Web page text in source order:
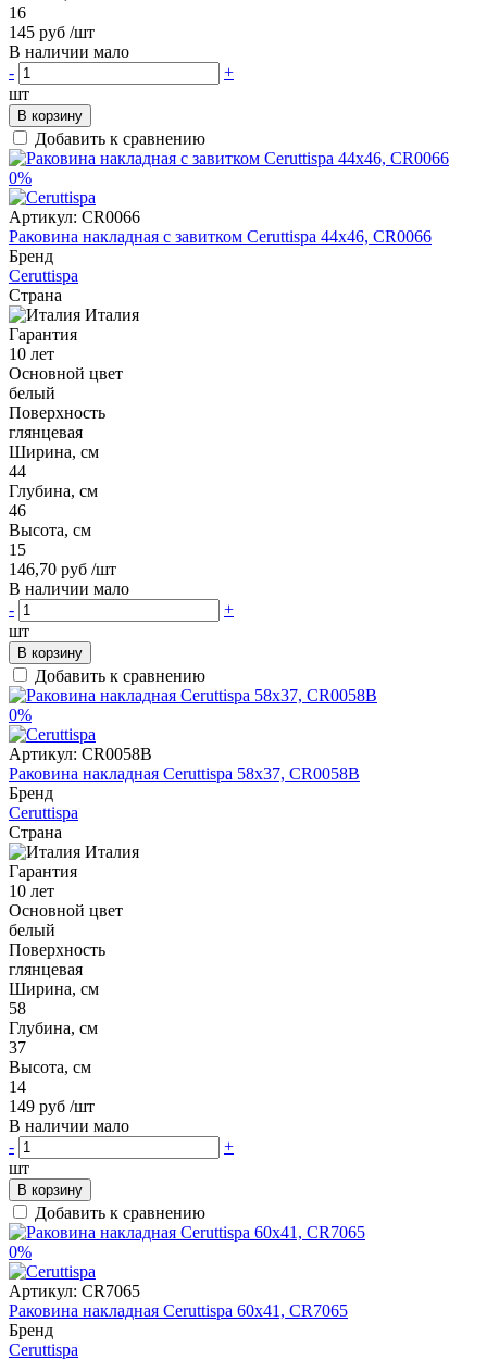
16
145 руб /шт
В наличии мало
-
+
шт
В корзину
Добавить к сравнению
0%
Артикул: CR0066
Раковина накладная с завитком Ceruttispa 44x46, CR0066
Бренд
Ceruttispa
Страна
Италия
Гарантия
10 лет
Основной цвет
белый
Поверхность
глянцевая
Ширина, см
44
Глубина, см
46
Высота, см
15
146,70 руб /шт
В наличии мало
-
+
шт
В корзину
Добавить к сравнению
0%
Артикул: CR0058B
Раковина накладная Ceruttispa 58x37, CR0058B
Бренд
Ceruttispa
Страна
Италия
Гарантия
10 лет
Основной цвет
белый
Поверхность
глянцевая
Ширина, см
58
Глубина, см
37
Высота, см
14
149 руб /шт
В наличии мало
-
+
шт
В корзину
Добавить к сравнению
0%
Артикул: CR7065
Раковина накладная Ceruttispa 60x41, CR7065
Бренд
Ceruttispa